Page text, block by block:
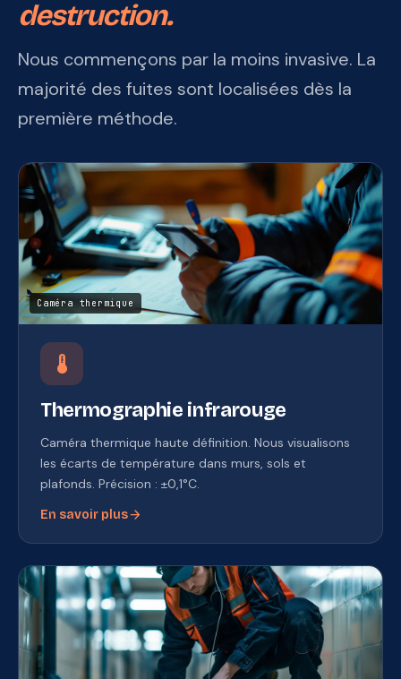
destruction.
Nous commençons par la moins invasive. La
majorité des fuites sont localisées dès la
première méthode.
Caméra thermique
device_thermostat
Thermographie infrarouge
Caméra thermique haute définition. Nous visualisons
les écarts de température dans murs, sols et
plafonds. Précision : ±0,1°C.
En savoir plusarrow_forward